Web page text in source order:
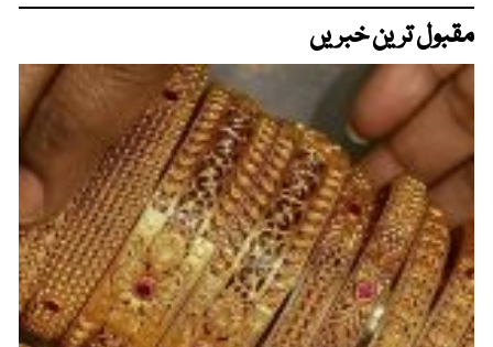
مقبول ترین خبریں